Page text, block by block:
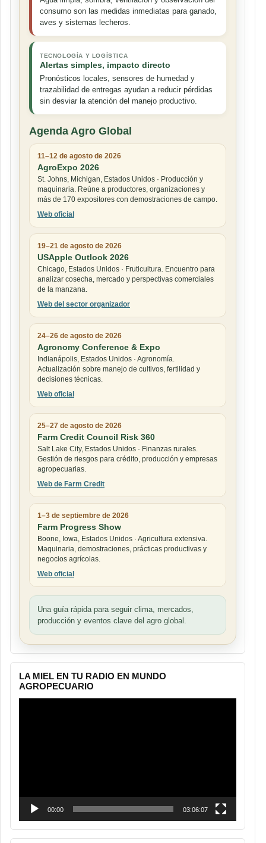
consumo son las medidas inmediatas para ganado,
aves y sistemas lecheros.
TECNOLOGÍA Y LOGÍSTICA
Alertas simples, impacto directo
Pronósticos locales, sensores de humedad y
trazabilidad de entregas ayudan a reducir pérdidas
sin desviar la atención del manejo productivo.
Agenda Agro Global
11–12 de agosto de 2026
AgroExpo 2026
St. Johns, Michigan, Estados Unidos · Producción y
maquinaria. Reúne a productores, organizaciones y
más de 170 expositores con demostraciones de campo.
Web oficial
19–21 de agosto de 2026
USApple Outlook 2026
Chicago, Estados Unidos · Fruticultura. Encuentro para
analizar cosecha, mercado y perspectivas comerciales
de la manzana.
Web del sector organizador
24–26 de agosto de 2026
Agronomy Conference & Expo
Indianápolis, Estados Unidos · Agronomía.
Actualización sobre manejo de cultivos, fertilidad y
decisiones técnicas.
Web oficial
25–27 de agosto de 2026
Farm Credit Council Risk 360
Salt Lake City, Estados Unidos · Finanzas rurales.
Gestión de riesgos para crédito, producción y empresas
agropecuarias.
Web de Farm Credit
1–3 de septiembre de 2026
Farm Progress Show
Boone, Iowa, Estados Unidos · Agricultura extensiva.
Maquinaria, demostraciones, prácticas productivas y
negocios agrícolas.
Web oficial
Una guía rápida para seguir clima, mercados,
producción y eventos clave del agro global.
LA MIEL EN TU RADIO EN MUNDO
AGROPECUARIO
00:00 03:06:07